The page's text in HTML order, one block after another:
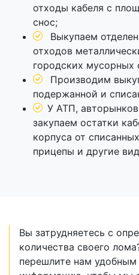
отходы кабеля с
снос;
Выкупаем
отходов
городских мусорных
Производим
подержанной и
У АТП,
закупаем остатки
корпуса от
прицепы и другие
Вы затрудняетесь с
количества своего
перешлите нам